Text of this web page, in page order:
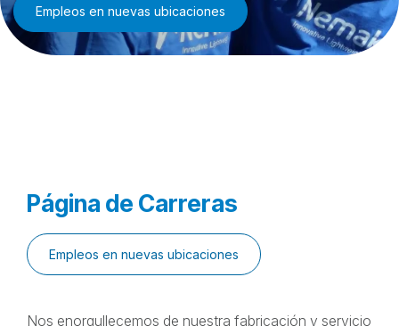
Empleos en nuevas ubicaciones
Página de Carreras
Empleos en nuevas ubicaciones
Nos enorgullecemos de nuestra fabricación y servicio